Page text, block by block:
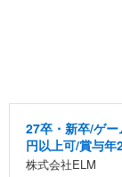
27卒・新卒/ゲ
円以上可/賞与年
株式会社ELM